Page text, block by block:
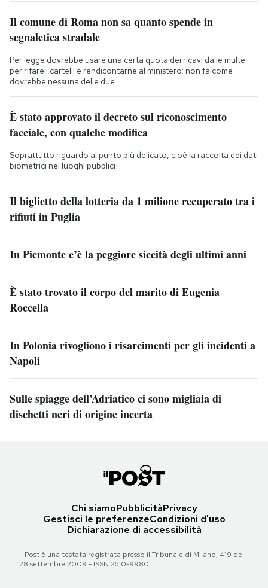
Il comune di Roma non sa quanto spende in
segnaletica stradale
Per legge dovrebbe usare una certa quota dei ricavi dalle multe
per rifare i cartelli e rendicontarne al ministero: non fa come
dovrebbe nessuna delle due
È stato approvato il decreto sul riconoscimento
facciale, con qualche modifica
Soprattutto riguardo al punto più delicato, cioè la raccolta dei dati
biometrici nei luoghi pubblici
Il biglietto della lotteria da 1 milione recuperato tra i
rifiuti in Puglia
In Piemonte c’è la peggiore siccità degli ultimi anni
È stato trovato il corpo del marito di Eugenia
Roccella
In Polonia rivogliono i risarcimenti per gli incidenti a
Napoli
Sulle spiagge dell’Adriatico ci sono migliaia di
dischetti neri di origine incerta
Chi siamoPubblicitàPrivacy
Gestisci le preferenzeCondizioni d'uso
Dichiarazione di accessibilità
Il Post è una testata registrata presso il Tribunale di Milano, 419 del
28 settembre 2009 - ISSN 2610-9980